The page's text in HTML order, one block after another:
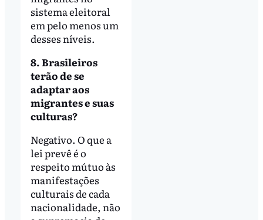
sistema eleitoral
em pelo menos um
desses níveis.
8. Brasileiros
terão de se
adaptar aos
migrantes e suas
culturas?
Negativo. O que a
lei prevê é o
respeito mútuo às
manifestações
culturais de cada
nacionalidade, não